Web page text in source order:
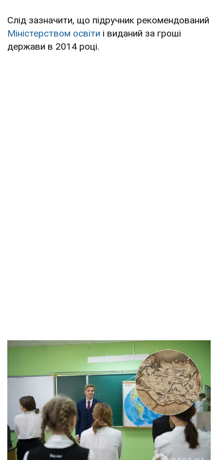
Слід зазначити, що підручник рекомендований
Міністерством освіти і виданий за гроші
держави в 2014 році.